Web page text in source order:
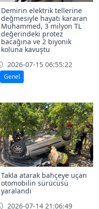
Demirin elektrik tellerine
değmesiyle hayatı kararan
Muhammed, 3 milyon TL
değerindeki protez
bacağına ve 2 biyonik
koluna kavuştu
2026-07-15 06:55:22
Genel
Takla atarak bahçeye uçan
otomobilin sürücüsü
yaralandı
2026-07-14 21:06:49